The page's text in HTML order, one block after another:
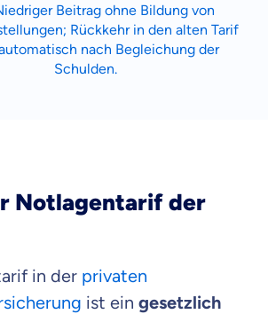
Beitrag ohne Bildung von
Rückkehr in den alten Tarif
nach Begleichung der
Schulden.
Notlagentarif der
in der privaten
ist ein gesetzlich